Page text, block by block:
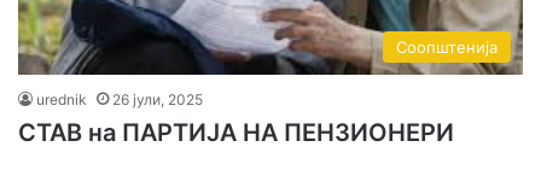
Соопштенија
urednik 26 јули, 2025
СТАВ на ПАРТИЈА НА ПЕНЗИОНЕРИ